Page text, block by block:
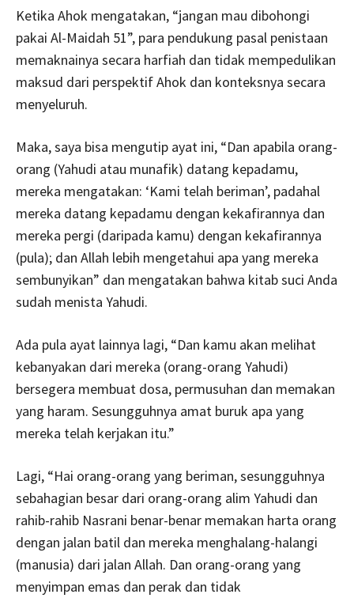
Ketika Ahok mengatakan, “jangan mau dibohongi
pakai Al-Maidah 51”, para pendukung pasal penistaan
memaknainya secara harfiah dan tidak mempedulikan
maksud dari perspektif Ahok dan konteksnya secara
menyeluruh.
Maka, saya bisa mengutip ayat ini, “Dan apabila orang-
orang (Yahudi atau munafik) datang kepadamu,
mereka mengatakan: ‘Kami telah beriman’, padahal
mereka datang kepadamu dengan kekafirannya dan
mereka pergi (daripada kamu) dengan kekafirannya
(pula); dan Allah lebih mengetahui apa yang mereka
sembunyikan” dan mengatakan bahwa kitab suci Anda
sudah menista Yahudi.
Ada pula ayat lainnya lagi, “Dan kamu akan melihat
kebanyakan dari mereka (orang-orang Yahudi)
bersegera membuat dosa, permusuhan dan memakan
yang haram. Sesungguhnya amat buruk apa yang
mereka telah kerjakan itu.”
Lagi, “Hai orang-orang yang beriman, sesungguhnya
sebahagian besar dari orang-orang alim Yahudi dan
rahib-rahib Nasrani benar-benar memakan harta orang
dengan jalan batil dan mereka menghalang-halangi
(manusia) dari jalan Allah. Dan orang-orang yang
menyimpan emas dan perak dan tidak